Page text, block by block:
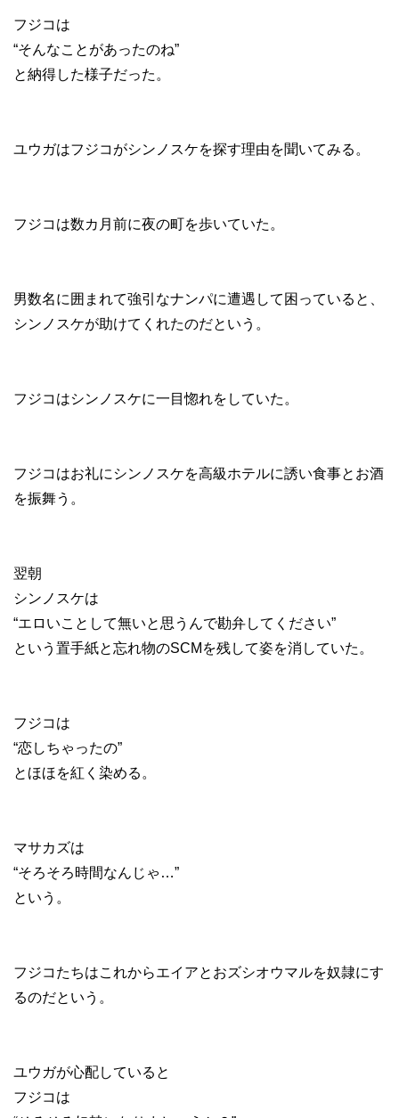
フジコは
“そんなことがあったのね”
と納得した様子だった。
ユウガはフジコがシンノスケを探す理由を聞いてみる。
フジコは数カ月前に夜の町を歩いていた。
男数名に囲まれて強引なナンパに遭遇して困っていると、
シンノスケが助けてくれたのだという。
フジコはシンノスケに一目惚れをしていた。
フジコはお礼にシンノスケを高級ホテルに誘い食事とお酒
を振舞う。
翌朝
シンノスケは
“エロいことして無いと思うんで勘弁してください”
という置手紙と忘れ物のSCMを残して姿を消していた。
フジコは
“恋しちゃったの”
とほほを紅く染める。
マサカズは
“そろそろ時間なんじゃ…”
という。
フジコたちはこれからエイアとおズシオウマルを奴隷にす
るのだという。
ユウガが心配していると
フジコは